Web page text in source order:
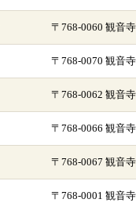
〒768-0060 観音
〒768-0070 観音
〒768-0062 観音
〒768-0066 観音
〒768-0067 観音
〒768-0001 観音